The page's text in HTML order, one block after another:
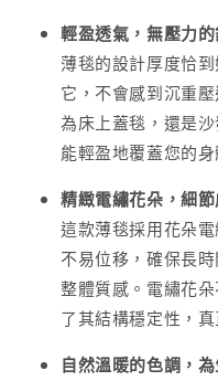
輕盈透氣，無壓力
薄毯的設計厚度恰
它，不會感到沉重
為床上蓋毯，還是
能輕盈地覆蓋您的
精緻電繡花朵，細
這款薄毯採用花朵
不易位移，確保長
整體質感。電繡花
了其結構穩定性，
自然溫暖的色調，